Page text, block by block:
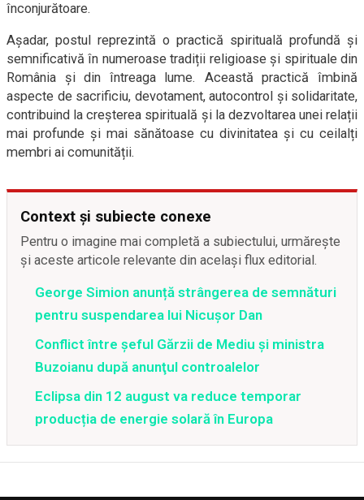
înconjurătoare.
Așadar, postul reprezintă o practică spirituală profundă și
semnificativă în numeroase tradiții religioase și spirituale din
România și din întreaga lume. Această practică îmbină
aspecte de sacrificiu, devotament, autocontrol și solidaritate,
contribuind la creșterea spirituală și la dezvoltarea unei relații
mai profunde și mai sănătoase cu divinitatea și cu ceilalți
membri ai comunității.
Context și subiecte conexe
Pentru o imagine mai completă a subiectului, urmărește
și aceste articole relevante din același flux editorial.
George Simion anunță strângerea de semnături
pentru suspendarea lui Nicușor Dan
Conflict între şeful Gărzii de Mediu şi ministra
Buzoianu după anunţul controalelor
Eclipsa din 12 august va reduce temporar
producția de energie solară în Europa